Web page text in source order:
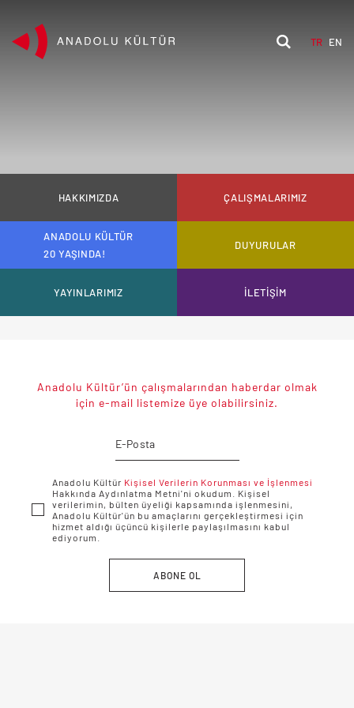
TR EN
HAKKIMIZDA ÇALIŞMALARIMIZ
ANADOLU KÜLTÜR
20 YAŞINDA!
DUYURULAR
YAYINLARIMIZ İLETİŞİM
Anadolu Kültür’ün çalışmalarından haberdar olmak
için e-mail listemize üye olabilirsiniz.
ABONE OL
Anadolu Kültür Kişisel Verilerin Korunması ve İşlenmesi
Hakkında Aydınlatma Metni'ni okudum. Kişisel
verilerimin, bülten üyeliği kapsamında işlenmesini,
Anadolu Kültür'ün bu amaçlarını gerçekleştirmesi için
hizmet aldığı üçüncü kişilerle paylaşılmasını kabul
ediyorum.